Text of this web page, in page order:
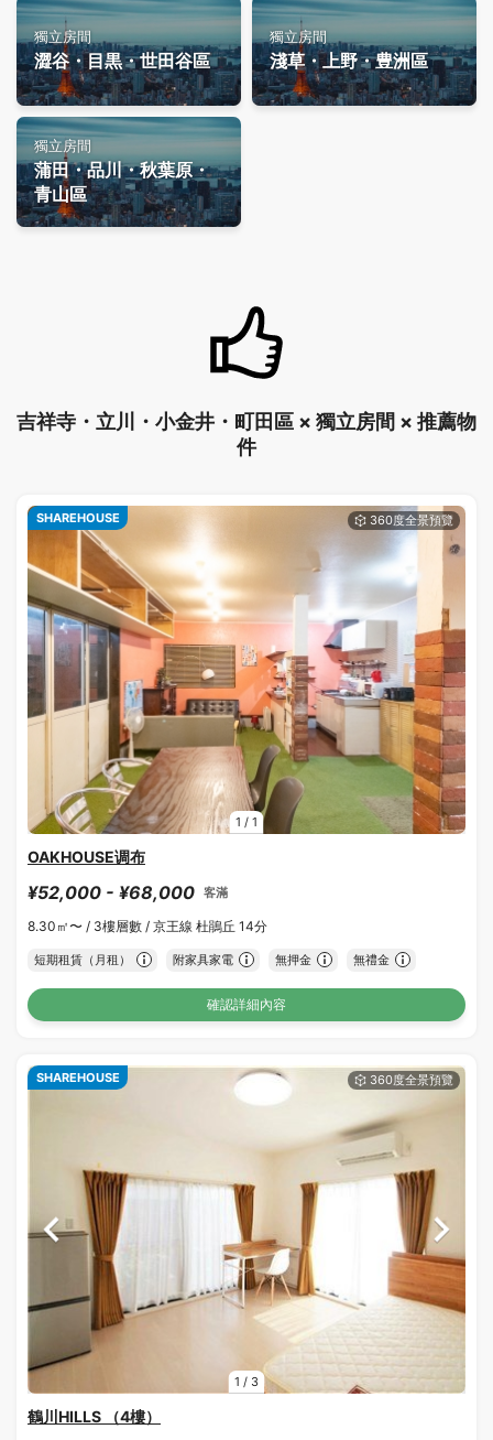
獨立房間
澀谷・目黒・世田谷區
獨立房間
淺草・上野・豊洲區
獨立房間
蒲田・品川・秋葉原・
青山區
吉祥寺・立川・小金井・町田區 × 獨立房間 × 推薦物
件
1 / 1
SHAREHOUSE
OAKHOUSE调布
¥52,000 - ¥68,000 客滿
8.30㎡〜 / 3樓層數 / 京王線 杜鵑丘 14分
短期租賃（月租） 附家具家電 無押金 無禮金
確認詳細內容
1 / 3
SHAREHOUSE
鶴川HILLS （4樓）